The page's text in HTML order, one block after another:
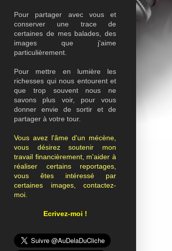
Pour partager avec vous et
conserver une trace de
certaines de mes balades, des
images que j'aime
particulièrement.
Pour mettre en lumière les
richesses qui nous entourent et
que trop souvent nous ne
savons plus voir, pour vous
donner envie de sortir et de
partager à votre tour.
Vous avez l'âme d'un mécène,
vous désirez soutenir mon
travail financièrement, m'aider à
réaliser certains reportages,
vous êtes intéressé par
certaines images, contactez-
moi.
Ecrivez-moi !